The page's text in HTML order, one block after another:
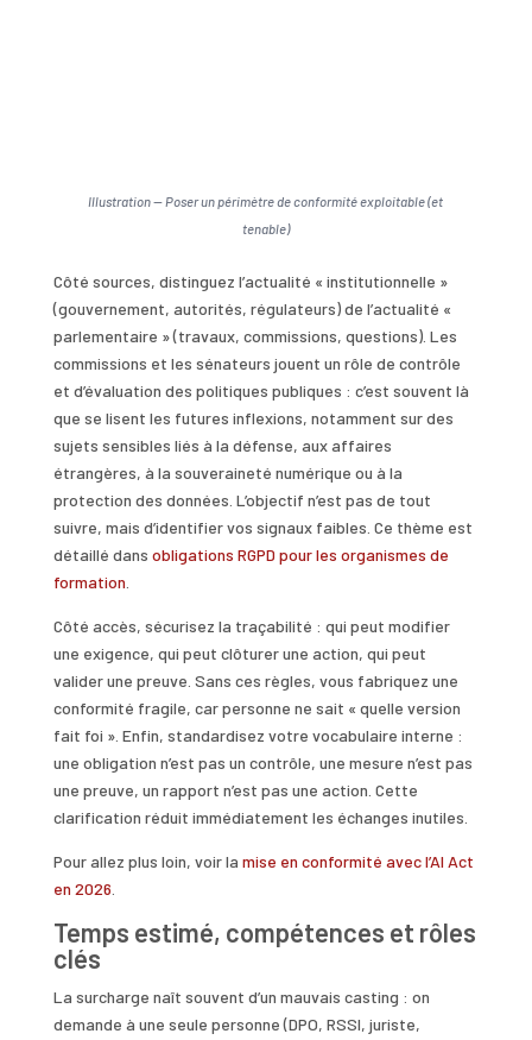
Illustration — Poser un périmètre de conformité exploitable (et
tenable)
Côté sources, distinguez l’actualité « institutionnelle »
(gouvernement, autorités, régulateurs) de l’actualité «
parlementaire » (travaux, commissions, questions). Les
commissions et les sénateurs jouent un rôle de contrôle
et d’évaluation des politiques publiques : c’est souvent là
que se lisent les futures inflexions, notamment sur des
sujets sensibles liés à la défense, aux affaires
étrangères, à la souveraineté numérique ou à la
protection des données. L’objectif n’est pas de tout
suivre, mais d’identifier vos signaux faibles. Ce thème est
détaillé dans obligations RGPD pour les organismes de
formation
Côté accès, sécurisez la traçabilité : qui peut modifier
une exigence, qui peut clôturer une action, qui peut
valider une preuve. Sans ces règles, vous fabriquez une
conformité fragile, car personne ne sait « quelle version
fait foi ». Enfin, standardisez votre vocabulaire interne :
une obligation n’est pas un contrôle, une mesure n’est pas
une preuve, un rapport n’est pas une action. Cette
clarification réduit immédiatement les échanges inutiles.
Pour allez plus loin, voir la mise en conformité avec l’AI Act
en 2026
Temps estimé, compétences et rôles
clés
La surcharge naît souvent d’un mauvais casting : on
demande à une seule personne (DPO, RSSI, juriste,